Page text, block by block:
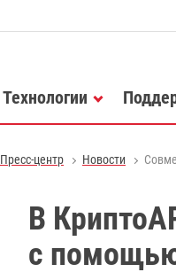
Технологии
Пресс-центр Новости
В
с